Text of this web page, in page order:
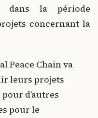
dans la période
concernant la
Peace Chain va
leurs projets
d’autres
pour le